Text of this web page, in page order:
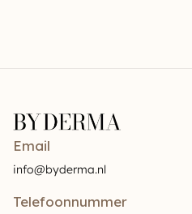
Email
info@byderma.nl
Telefoonnummer